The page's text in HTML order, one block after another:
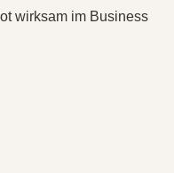
wirksam im Business